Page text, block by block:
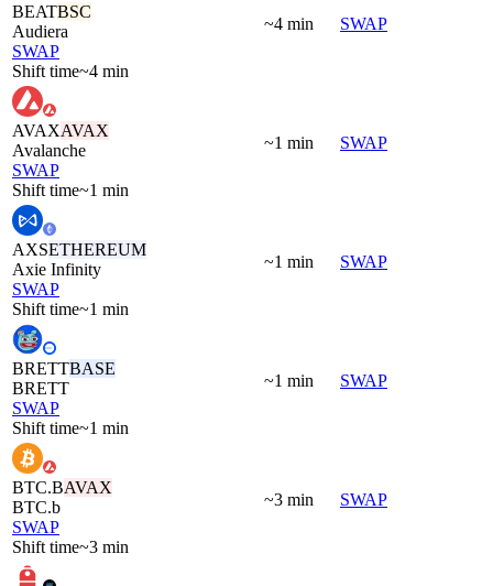
BEATBSC
Audiera
SWAP
Shift time~4 min
~4 min SWAP
AVAXAVAX
Avalanche
SWAP
Shift time~1 min
~1 min SWAP
AXSETHEREUM
Axie Infinity
SWAP
Shift time~1 min
~1 min SWAP
BRETTBASE
BRETT
SWAP
Shift time~1 min
~1 min SWAP
BTC.BAVAX
BTC.b
SWAP
Shift time~3 min
~3 min SWAP